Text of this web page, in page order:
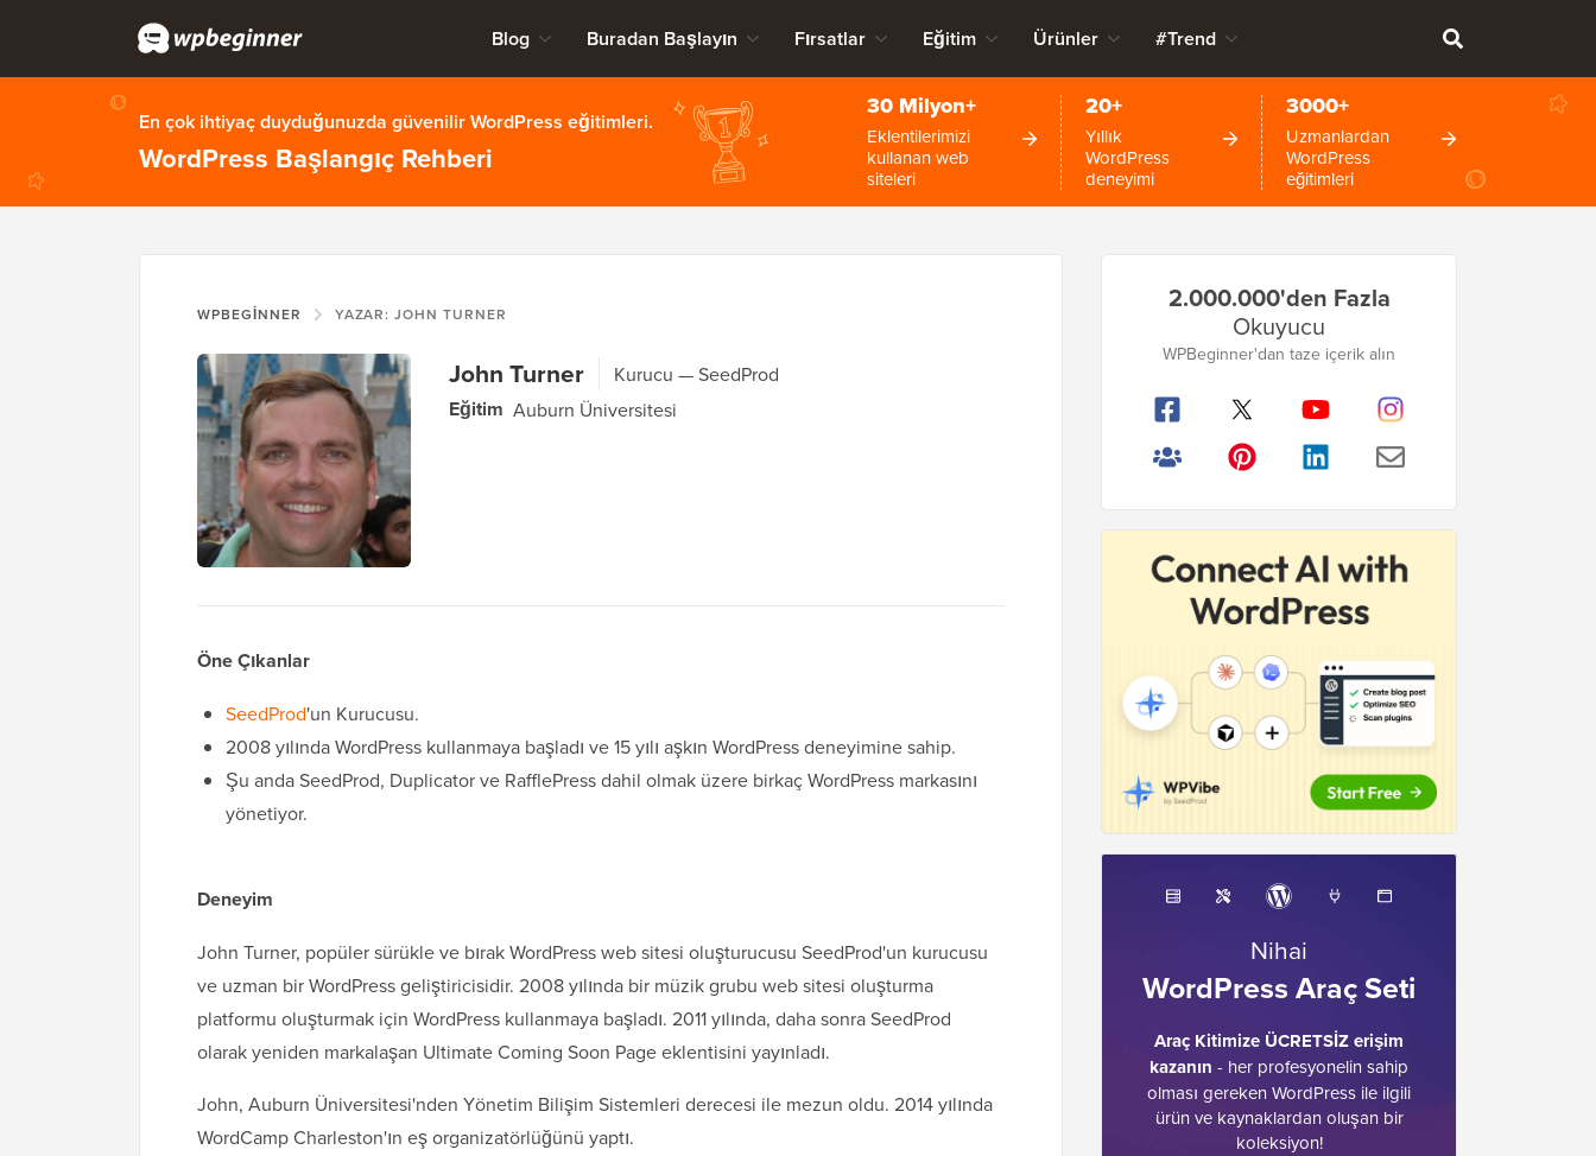
Blog Buradan Başlayın Fırsatlar Eğitim Ürünler #Trend
En çok ihtiyaç duyduğunuzda güvenilir WordPress eğitimleri.
WordPress Başlangıç Rehberi
30 Milyon+
Eklentilerimizi
kullanan web
siteleri
20+
Yıllık
WordPress
deneyimi
3000+
Uzmanlardan
WordPress
eğitimleri
WPBEGINNER YAZAR: JOHN TURNER
John Turner Kurucu SeedProd
Eğitim Auburn Üniversitesi
Öne Çıkanlar
SeedProd'un Kurucusu.
2008 yılında WordPress kullanmaya başladı ve 15 yılı aşkın WordPress deneyimine sahip.
Şu anda SeedProd, Duplicator ve RafflePress dahil olmak üzere birkaç WordPress markasını
yönetiyor.
Deneyim
John Turner, popüler sürükle ve bırak WordPress web sitesi oluşturucusu SeedProd'un kurucusu
ve uzman bir WordPress geliştiricisidir. 2008 yılında bir müzik grubu web sitesi oluşturma
platformu oluşturmak için WordPress kullanmaya başladı. 2011 yılında, daha sonra SeedProd
olarak yeniden markalaşan Ultimate Coming Soon Page eklentisini yayınladı.
John, Auburn Üniversitesi'nden Yönetim Bilişim Sistemleri derecesi ile mezun oldu. 2014 yılında
WordCamp Charleston'ın eş organizatörlüğünü yaptı.
Kenar
Çubuğu
2.000.000'den Fazla
Okuyucu
WPBeginner'dan taze içerik alın
Nihai
WordPress Araç Seti
Araç Kitimize ÜCRETSİZ erişim
kazanın - her profesyonelin sahip
olması gereken WordPress ile ilgili
ürün ve kaynaklardan oluşan bir
koleksiyon!